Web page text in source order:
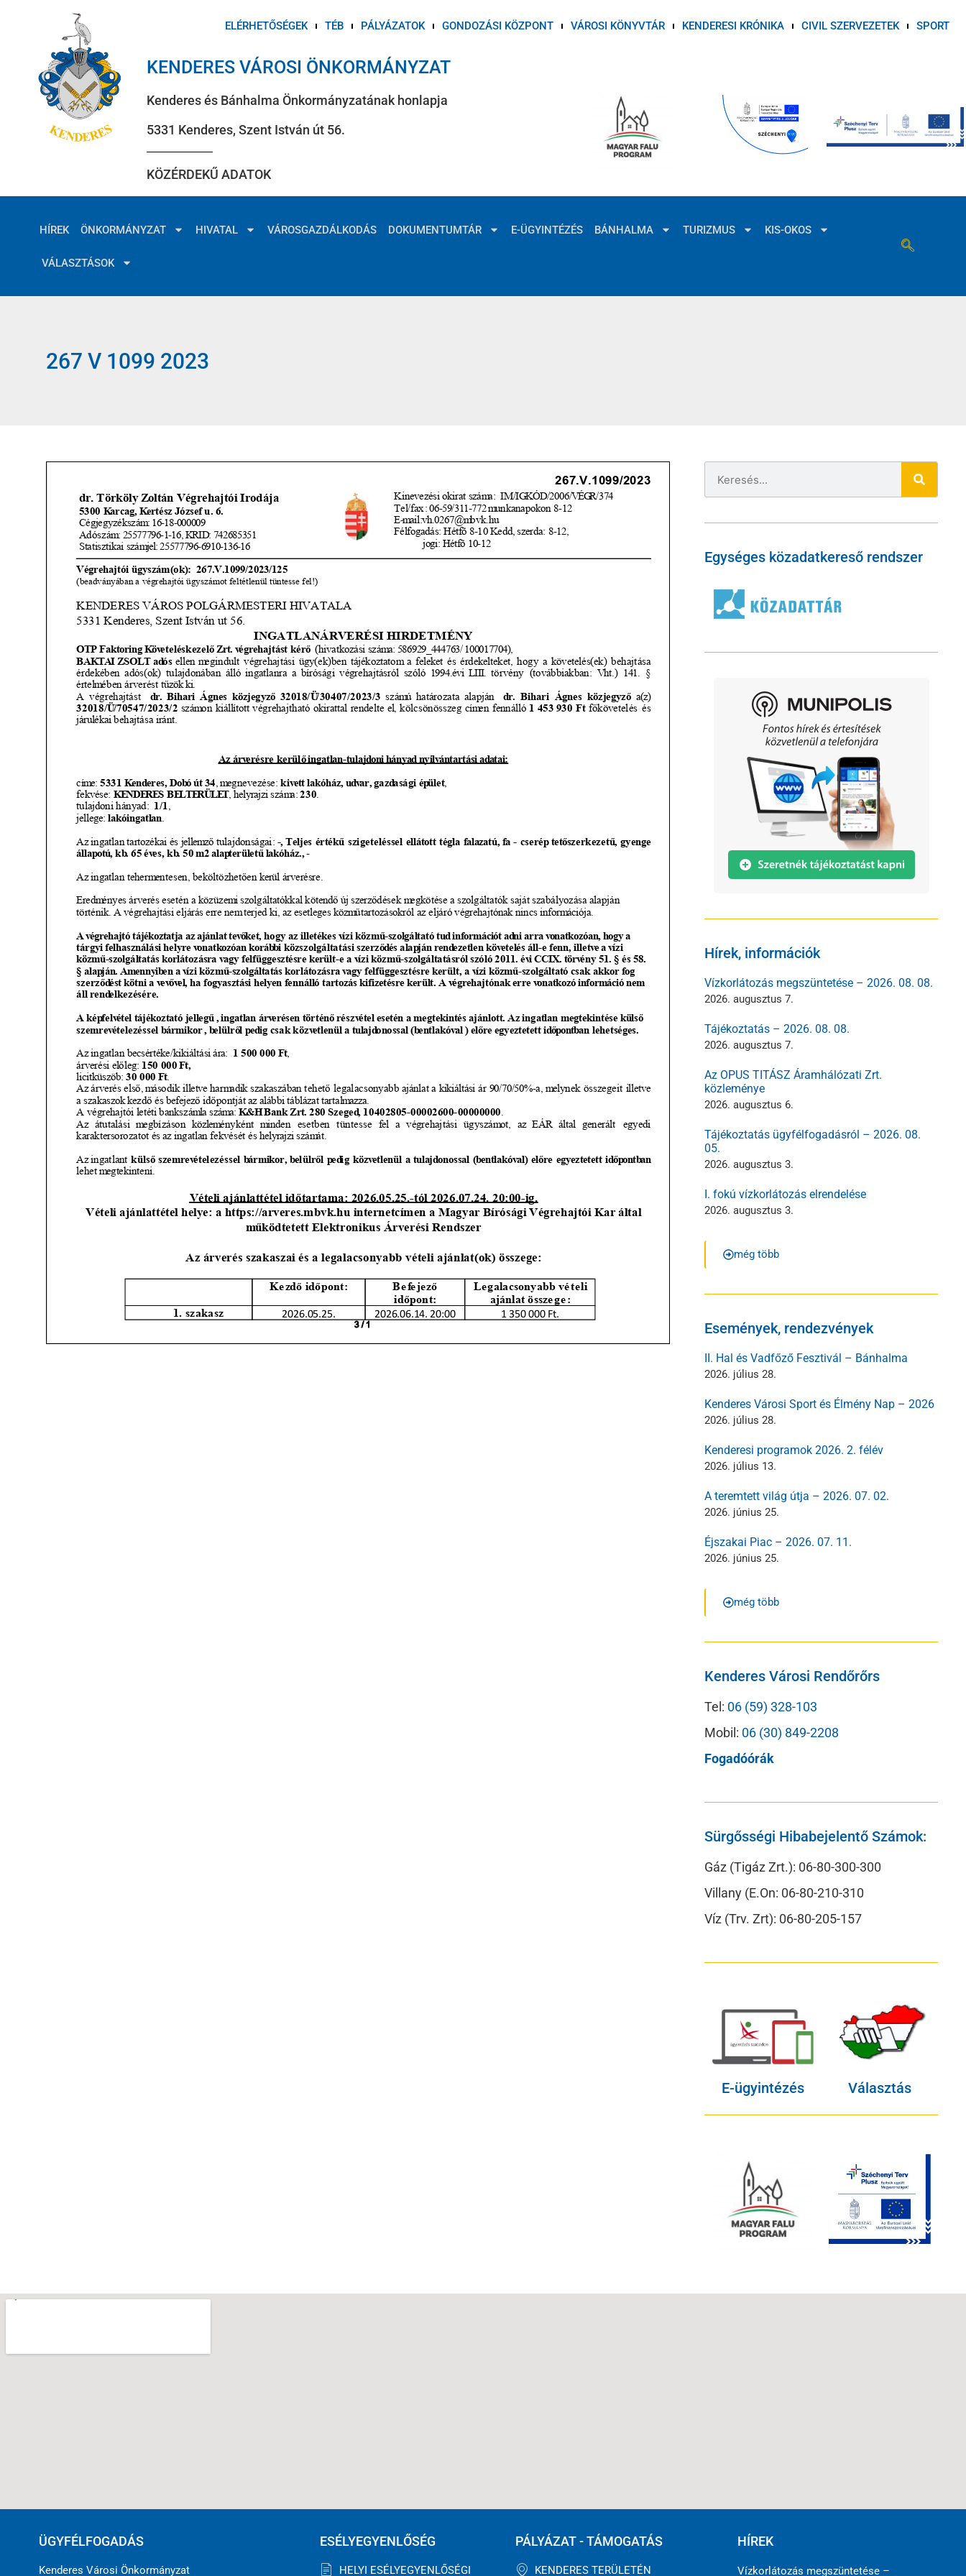
ELÉRHETŐSÉGEK TÉB PÁLYÁZATOK GONDOZÁSI KÖZPONT VÁROSI KÖNYVTÁR KENDERESI KRÓNIKA CIVIL SZERVEZETEK SPORT
KENDERES VÁROSI ÖNKORMÁNYZAT
Kenderes és Bánhalma Önkormányzatának honlapja
5331 Kenderes, Szent István út 56.
KÖZÉRDEKŰ ADATOK
HÍREK ÖNKORMÁNYZAT HIVATAL VÁROSGAZDÁLKODÁS DOKUMENTUMTÁR E-ÜGYINTÉZÉS BÁNHALMA TURIZMUS KIS-OKOS
VÁLASZTÁSOK
267 V 1099 2023
Egységes közadatkereső rendszer
Hírek, információk
Vízkorlátozás megszüntetése – 2026. 08. 08.
2026. augusztus 7.
Tájékoztatás – 2026. 08. 08.
2026. augusztus 7.
Az OPUS TITÁSZ Áramhálózati Zrt.
közleménye
2026. augusztus 6.
Tájékoztatás ügyfélfogadásról – 2026. 08.
05.
2026. augusztus 3.
I. fokú vízkorlátozás elrendelése
2026. augusztus 3.
még több
Események, rendezvények
II. Hal és Vadfőző Fesztivál – Bánhalma
2026. július 28.
Kenderes Városi Sport és Élmény Nap – 2026
2026. július 28.
Kenderesi programok 2026. 2. félév
2026. július 13.
A teremtett világ útja – 2026. 07. 02.
2026. június 25.
Éjszakai Piac – 2026. 07. 11.
2026. június 25.
még több
Kenderes Városi Rendőrőrs
Tel: 06 (59) 328-103
Mobil: 06 (30) 849-2208
Fogadóórák
Sürgősségi Hibabejelentő Számok:
Gáz (Tigáz Zrt.): 06-80-300-300
Villany (E.On: 06-80-210-310
Víz (Trv. Zrt): 06-80-205-157
E-ügyintézés Választás
ÜGYFÉLFOGADÁS
Kenderes Városi Önkormányzat
ESÉLYEGYENLŐSÉG
HELYI ESÉLYEGYENLŐSÉGI
PÁLYÁZAT - TÁMOGATÁS
KENDERES TERÜLETÉN
HÍREK
Vízkorlátozás megszüntetése –